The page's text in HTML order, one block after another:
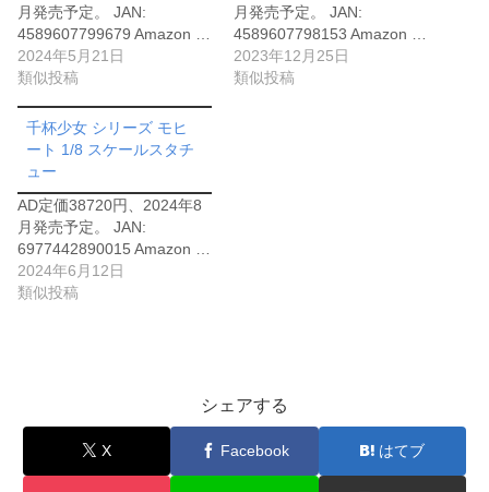
月発売予定。 JAN:
4589607799679 Amazon …
2024年5月21日
類似投稿
月発売予定。 JAN:
4589607798153 Amazon …
2023年12月25日
類似投稿
千杯少女 シリーズ モヒ
ート 1/8 スケールスタチ
ュー
AD定価38720円、2024年8
月発売予定。 JAN:
6977442890015 Amazon …
2024年6月12日
類似投稿
シェアする
X Facebook はてブ